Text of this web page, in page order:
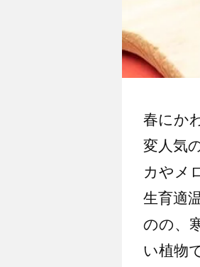
春にか
変人気
カやメ
生育適
のの、
い植物